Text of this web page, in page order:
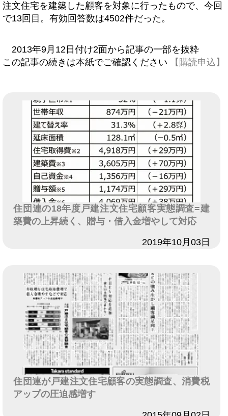
注文住宅を建築した顧客を対象に行ったもので、今回
で13回目。有効回答数は4502件だった。
2013年9月12日付け2面から記事の一部を抜粋
この記事の続きは本紙でご確認ください
【購読申込】
住団連の18年度戸建注文住宅顧客実態調査=建
築費の上昇続く、贈与・借入金増やして対応
2019年10月03日
住団連が戸建注文住宅顧客の実態調査、消費税
アップの圧迫感増す